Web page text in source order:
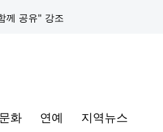
께 공유" 강조
… 시장 확대 본격화
문화 연예 지역뉴스